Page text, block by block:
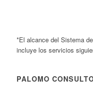
*El alcance del Sistema
incluye los servicios
PALOMO